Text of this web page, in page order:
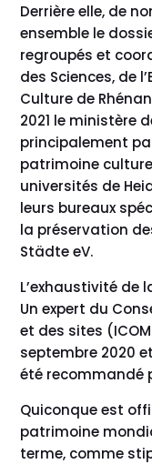
Derrière elle, de
ensemble le
regroupés et
des Sciences, de
Culture de
2021 le ministère
principalement
patrimoine
universités de
leurs bureaux
la préservation
Städte eV.
L’exhaustivité de
Un expert du
et des sites
septembre 2020
été recommandé
Quiconque est
patrimoine
terme, comme